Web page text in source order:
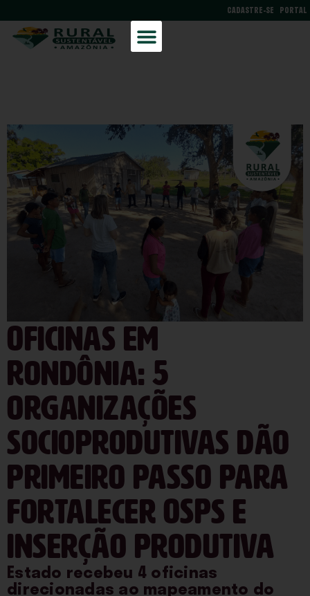
PORTAL
CADASTRE-SE
Oficinas em
Rondônia: 5
organizações
socioprodutivas dão
primeiro passo para
fortalecer OSPs e
inserção produtiva
Estado recebeu 4 oficinas
direcionadas ao mapeamento do